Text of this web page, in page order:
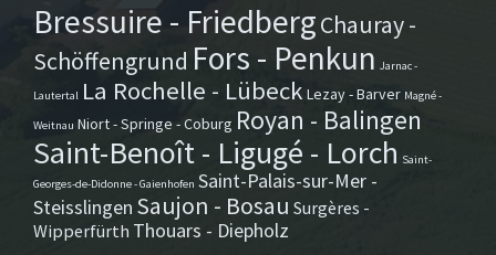
Bressuire - FriedbergChauray -
Schöffengrund Fors - Penkun Jarnac -
Lautertal La Rochelle - Lübeck Lezay - Barver Magné -
Weitnau Niort - Springe - Coburg Royan - Balingen
Saint-Benoît - Ligugé - Lorch Saint-
Georges-de-Didonne - Gaienhofen Saint-Palais-sur-Mer -
Steisslingen Saujon - Bosau Surgères -
Wipperfürth Thouars - Diepholz